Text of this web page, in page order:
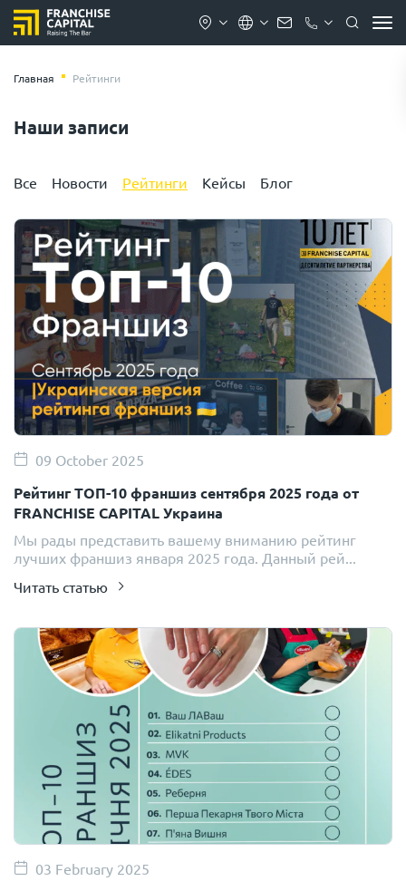
Главная Рейтинги
Наши записи
Все Новости Рейтинги Кейсы Блог
09 October 2025
Рейтинг ТОП-10 франшиз сентября 2025 года от
FRANCHISE CAPITAL Украина
Мы рады представить вашему вниманию рейтинг
лучших франшиз января 2025 года. Данный рей...
Читать статью
03 February 2025